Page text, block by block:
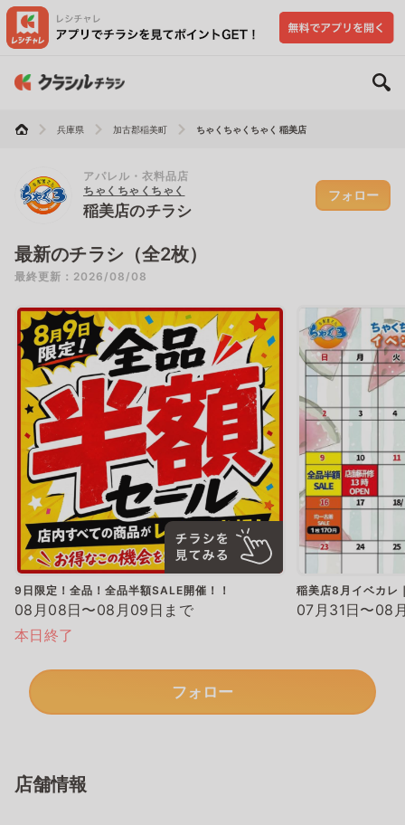
兵庫県 加古郡稲美町 ちゃくちゃくちゃく 稲美店
アパレル・衣料品店
ちゃくちゃくちゃく
稲美店のチラシ
フォロー
最新のチラシ（全2枚）
最終更新：2026/08/08
9日限定！全品！全品半額SALE開催！！
08月08日〜08月09日まで
本日終了
稲美店8月イベカレ
07月31日〜08
フォロー
店舗情報